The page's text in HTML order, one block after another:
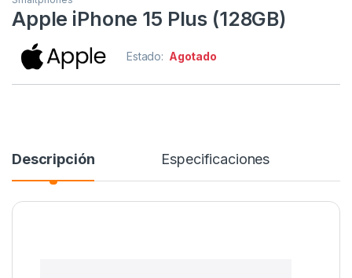
Apple iPhone 15 Plus (128GB)
Estado: Agotado
Descripción Especificaciones